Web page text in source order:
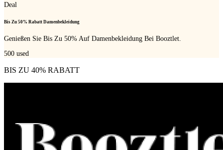
Deal
Bis Zu 50% Rabatt Damenbekleidung
Genießen Sie Bis Zu 50% Auf Damenbekleidung Bei Booztlet.
500 used
BIS ZU 40% RABATT